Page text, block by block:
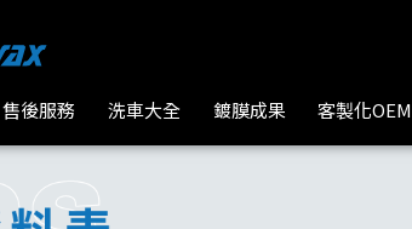
售後服務 洗車大全 鍍膜成果 客製化OEM